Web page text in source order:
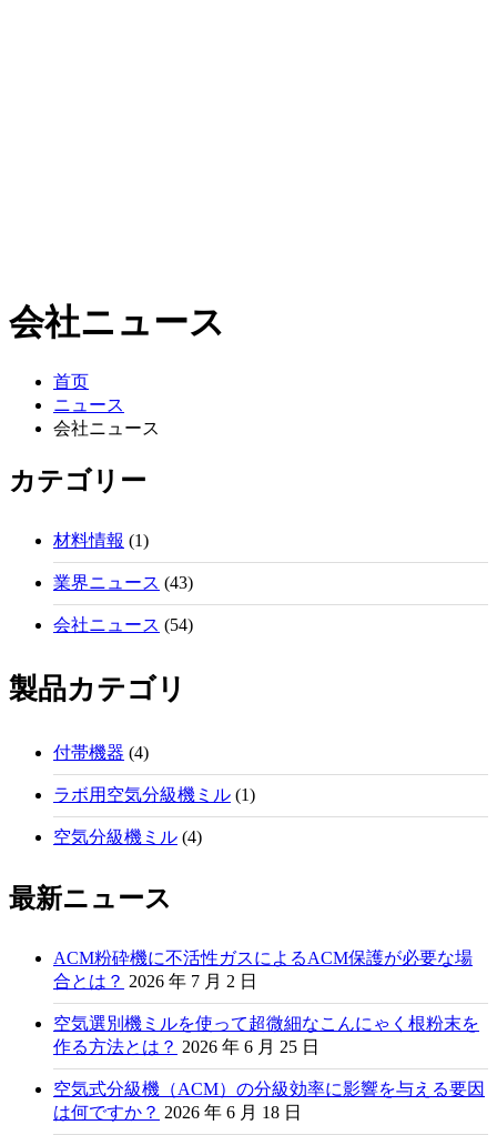
会社ニュース
首页
ニュース
会社ニュース
カテゴリー
材料情報 (1)
業界ニュース (43)
会社ニュース (54)
製品カテゴリ
付帯機器 (4)
ラボ用空気分級機ミル (1)
空気分級機ミル (4)
最新ニュース
ACM粉砕機に不活性ガスによるACM保護が必要な場
合とは？ 2026 年 7 月 2 日
空気選別機ミルを使って超微細なこんにゃく根粉末を
作る方法とは？ 2026 年 6 月 25 日
空気式分級機（ACM）の分級効率に影響を与える要因
は何ですか？ 2026 年 6 月 18 日